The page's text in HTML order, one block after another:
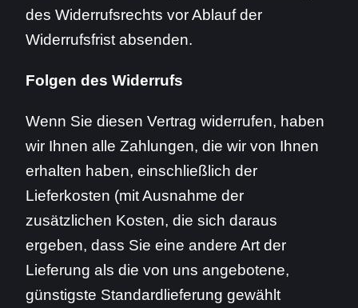
des Widerrufsrechts vor Ablauf der
Widerrufsfrist absenden.
Folgen des Widerrufs
Wenn Sie diesen Vertrag widerrufen, haben
wir Ihnen alle Zahlungen, die wir von Ihnen
erhalten haben, einschließlich der
Lieferkosten (mit Ausnahme der
zusätzlichen Kosten, die sich daraus
ergeben, dass Sie eine andere Art der
Lieferung als die von uns angebotene,
günstigste Standardlieferung gewählt